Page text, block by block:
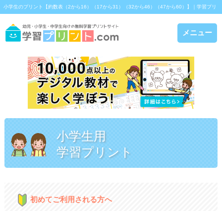
小学生のプリント【約数表（2から16）（17から31）（32から46）（47から60）】｜学習プリ
メニュー
小学生用
学習プリント
初めてご利用される方へ